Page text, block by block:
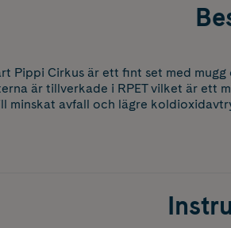
Pippi Cirkus är ett fint set med
är tillverkade i RPET vilket är ett
minskat avfall och lägre